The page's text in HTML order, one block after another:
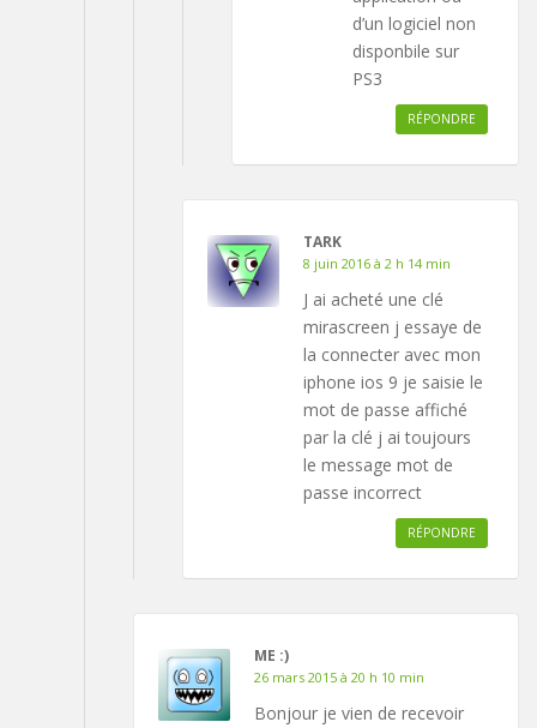
d’un logiciel non
disponbile sur
PS3
RÉPONDRE
TARK
8 juin 2016 à 2 h 14 min
J ai acheté une clé
mirascreen j essaye de
la connecter avec mon
iphone ios 9 je saisie le
mot de passe affiché
par la clé j ai toujours
le message mot de
passe incorrect
RÉPONDRE
ME :)
26 mars 2015 à 20 h 10 min
Bonjour je vien de recevoir